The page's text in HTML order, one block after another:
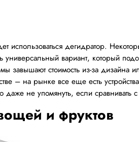
использоваться дегидратор.
вариант, который
завышают стоимость из-за дизайна
– на рынке все еще есть
даже не упомянуть, если
и фруктов